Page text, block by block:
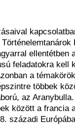
ellentétben
feladatokra kell
a
többek
az
között a francia
századi